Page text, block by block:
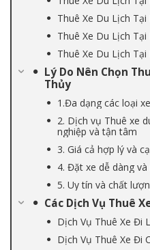
Thuê Xe Du Lịch
Thuê Xe Du Lịch
Thuê Xe Du Lịch
Lý Do Nên Chọn
Thủy
1.Đa dạng các loại
2. Dịch vụ Thuê xe
nghiệp và tận tâm
3. Giá cả hợp lý và
4. Đặt xe dễ dàng
5. Uy tín và chất
Các Dịch Vụ Thuê
Dịch Vụ Thuê Xe Đi
Dịch Vụ Thuê Xe Đi